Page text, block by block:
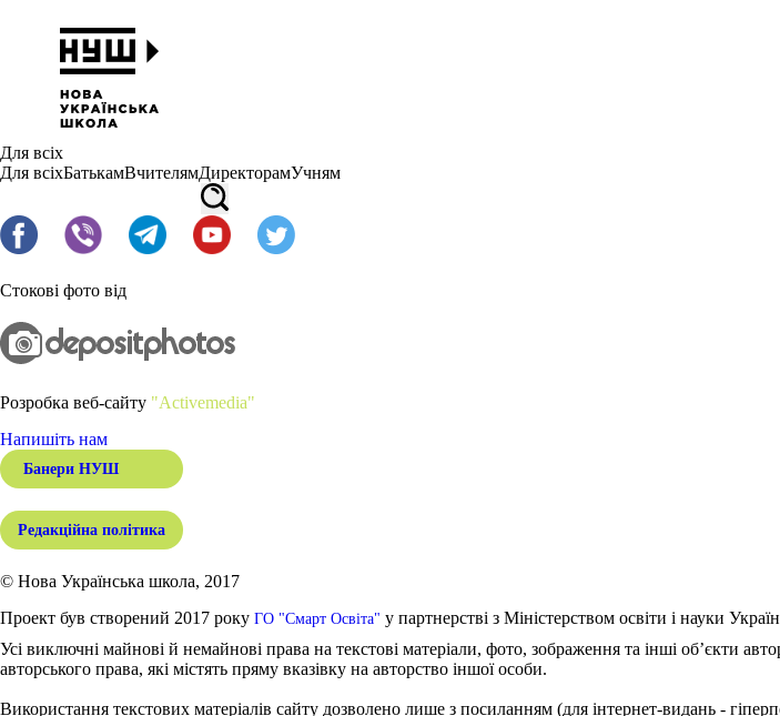
Для всіх
Для всіхБатькамВчителямДиректорамУчням
Стокові фото від
Розробка веб-сайту "Activemedia"
Напишіть нам
Банери НУШ
Редакційна політика
© Нова Українська школа, 2017
Проект був створений 2017 року ГО "Смарт Освіта" у партнерстві з Міністерством освіти і науки
Усі виключні майнові й немайнові права на текстові матеріали, фото, зображення та інші об’єкти
авторського права, які містять пряму вказівку на авторство іншої особи.
Використання текстових матеріалів сайту дозволено лише з посиланням (для інтернет-видань -